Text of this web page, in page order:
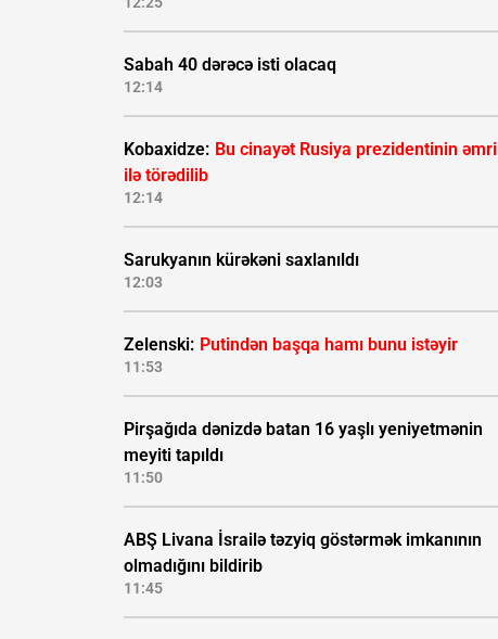
Sabah 40 dərəcə isti olacaq
12:14
Kobaxidze: Bu cinayət Rusiya prezidentinin əmri
ilə törədilib
12:14
Sarukyanın kürəkəni saxlanıldı
12:03
Zelenski: Putindən başqa hamı bunu istəyir
11:53
Pirşağıda dənizdə batan 16 yaşlı yeniyetmənin
meyiti tapıldı
11:50
ABŞ Livana İsrailə təzyiq göstərmək imkanının
olmadığını bildirib
11:45